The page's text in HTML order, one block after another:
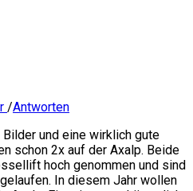
/Antworten
und eine wirklich gute
schon 2x auf der Axalp. Beide
hoch genommen und sind
In diesem Jahr wollen